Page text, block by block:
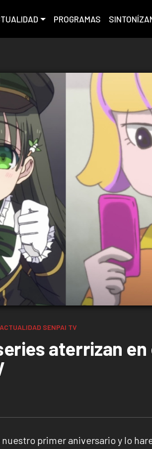
PROGRAMAS
ACTUALIDAD SENPAI TV
aterrizan
primer aniversario y lo